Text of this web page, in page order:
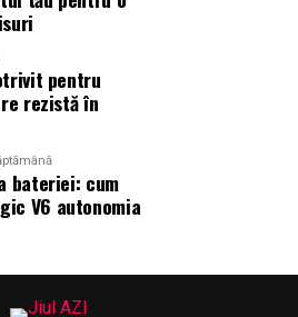
pentru
rezistă în
bateriei: cum
V6 autonomia